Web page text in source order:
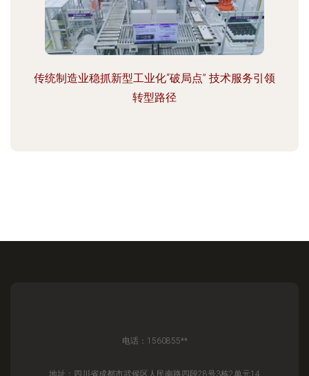
传统制造业稳抓新型工业化“破局点” 技术服务引领
转型路径
电话：1560855**
地址：四川省成都市武侯区人民南路四段28号3栋2单元14